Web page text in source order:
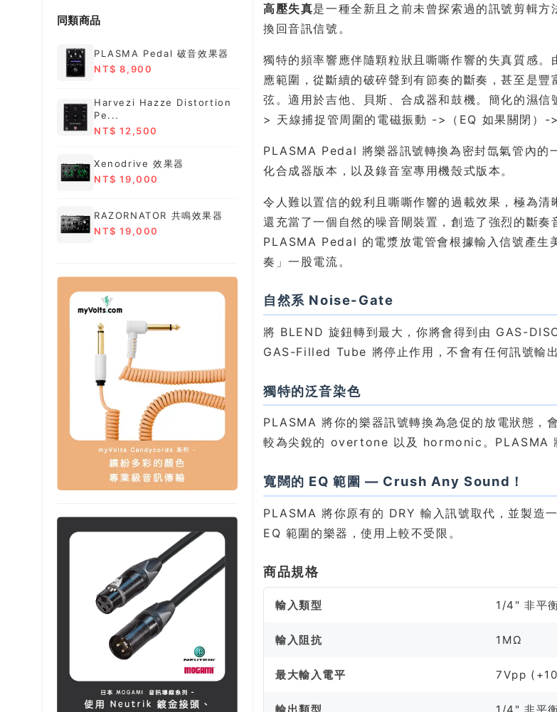
同類商品
PLASMA Pedal 破音效果器
NT$ 8,900
Harvezi Hazze Distortion
Pe...
NT$ 12,500
Xenodrive 效果器
NT$ 19,000
RAZORNATOR 共鳴效果器
NT$ 19,000
高壓失真是一種全新且之前未曾探索過的訊號剪輯
換回音訊信號。
獨特的頻率響應伴隨顆粒狀且嘶嘶作響的失真質感
應範圍，從斷續的破碎聲到有節奏的斷奏，甚至是
弦。適用於吉他、貝斯、合成器和鼓機。簡化的濕
> 天線捕捉管周圍的電磁振動 ->（EQ 如果關閉）
PLASMA Pedal 將樂器訊號轉換為密封氙氣管內的
化合成器版本，以及錄音室專用機殼式版本。
令人難以置信的銳利且嘶嘶作響的過載效果，極為
還充當了一個自然的噪音閘裝置，創造了強烈的斷
PLASMA Pedal 的電漿放電管會根據輸入信號產生
奏」一股電流。
自然系 Noise-Gate
將 BLEND 旋鈕轉到最大，你將會得到由 GAS-
GAS-Filled Tube 將停止作用，不會有任何訊號輸
獨特的泛音染色
PLASMA 將你的樂器訊號轉換為急促的放電狀態，
較為尖銳的 overtone 以及 hormonic。PLASMA
寬闊的 EQ 範圍 — Crush Any Sound！
PLASMA 將你原有的 DRY 輸入訊號取代，並製造
EQ 範圍的樂器，使用上較不受限。
商品規格
輸入類型 1/4" 非平
輸入阻抗 1MΩ
最大輸入電平 7Vpp
輸出類型 1/4" 非平